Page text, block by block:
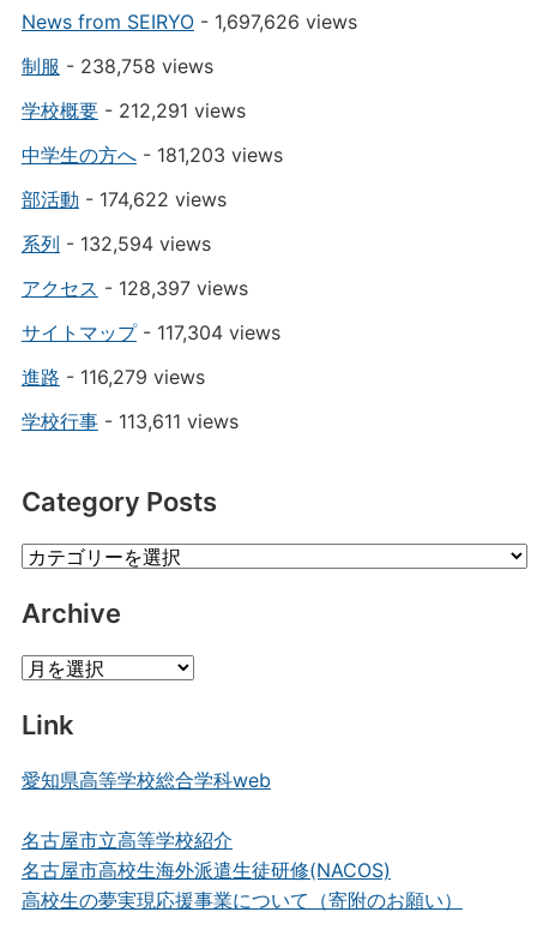
News from SEIRYO- 1,697,626 views
制服 - 238,758 views
学校概要- 212,291 views
中学生の方へ- 181,203 views
部活動 - 174,622 views
系列 - 132,594 views
アクセス - 128,397 views
サイトマップ- 117,304 views
進路 - 116,279 views
学校行事- 113,611 views
Category Posts
Category
Archive
Archive
Link
愛知県高等学校総合学科web
名古屋市立高等学校紹介
名古屋市高校生海外派遣生徒研修(NACOS)
高校生の夢実現応援事業について（寄附のお願い）